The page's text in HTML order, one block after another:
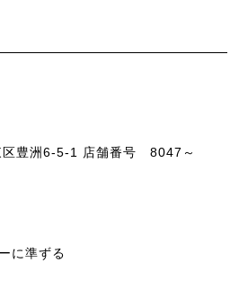
豊洲6-5-1 店舗番号 8047～
に準ずる